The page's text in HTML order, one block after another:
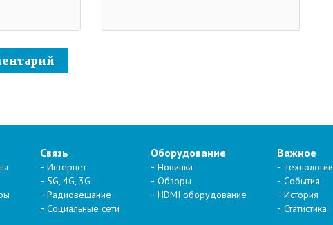
Связь
Интернет
5G, 4G, 3G
Радиовещание
Социальные сети
Оборудование
Новинки
Обзоры
HDMI оборудование
Важное
Технологии
События
История
Статистика